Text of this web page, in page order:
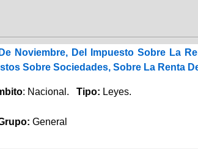
Noviembre, Del Impuesto Sobre La
Sobre Sociedades, Sobre La Renta
: Nacional. Tipo: Leyes.
General